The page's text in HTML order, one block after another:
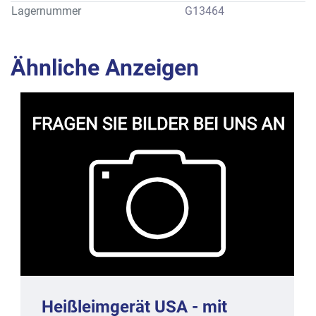
Lagernummer
G13464
Ähnliche Anzeigen
Heißleimgerät USA - mit